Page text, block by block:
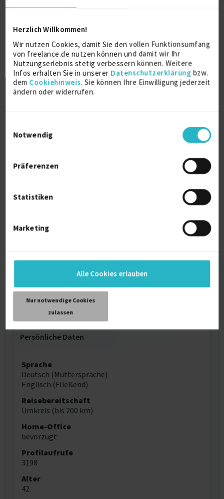
Herzlich Willkommen!
Wir nutzen Cookies, damit Sie den vollen Funktionsumfang
von freelance.de nutzen können und damit wir Ihr
Nutzungserlebnis stetig verbessern können. Weitere
Infos erhalten Sie in unserer Datenschutzerklärung bzw.
dem Cookiehinweis. Sie können Ihre Einwilligung jederzeit
ändern oder widerrufen.
Notwendig
Präferenzen
Statistiken
Marketing
Alle Cookies erlauben
Nur notwendige Cookies
zulassen
Ausbildung
IT-System-Kaufmann
Ausbildung
2003
Nürnberg
Über mich
bereits mehrere Rollen in kleineren sowie größeren
Projekten erfolgreich bewältigt - von der Rolle als
Masters und auch des techn. Projektleiters.
Angebot innerhalb von vier Wochen wechseln
Weitere Kenntnisse
Java-Entwicklung (seit 2002), JEE (seit ~2005),
Angular & Spring-Boot (seit März 2017)
Persönliche Daten
Sprache
Deutsch (Muttersprache)
Englisch (Fließend)
Reisebereitschaft
Umkreis (bis 200 km)
Home-Office
bevorzugt
Profilaufrufe
3198
Alter
42